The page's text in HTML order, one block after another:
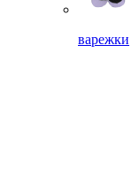
варежки